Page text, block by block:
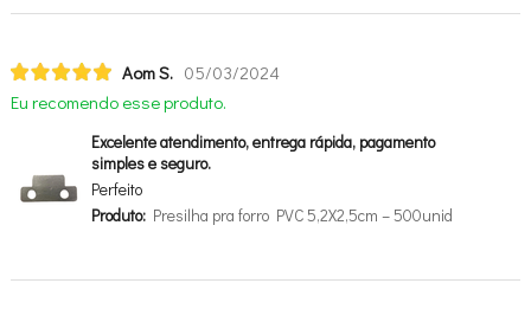
Aom S. 05/03/2024
Eu recomendo esse produto.
Excelente atendimento, entrega rápida, pagamento
simples e seguro.
Perfeito
Produto:Presilha pra forro PVC 5,2X2,5cm – 500unid